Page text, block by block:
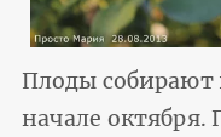
Плоды собирают
начале октября.